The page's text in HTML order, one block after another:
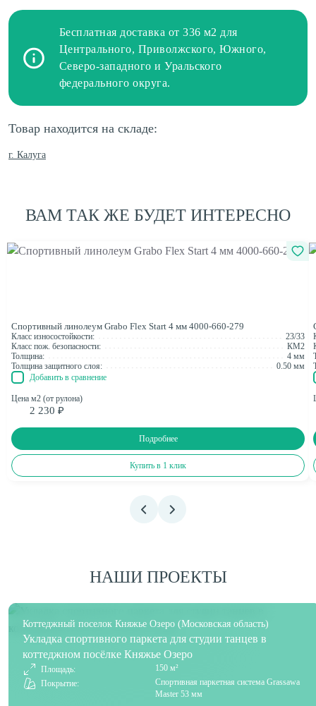
Бесплатная доставка от 336 м2 для
Центрального, Приволжского, Южного,
Северо-западного и Уральского
федерального округа.
Товар находится на складе:
г. Калуга
ВАМ ТАК ЖЕ БУДЕТ ИНТЕРЕСНО
Спортивный линолеум Grabo Flex Start 4 мм 4000-660-279
Класс износостойкости:
23/33
Класс пож. безопасности:
КМ2
Толщина:
4 мм
Толщина защитного слоя:
0.50 мм
Добавить в сравнение
Цена м2 (от рулона)
2 230 ₽
Подробнее
Купить в 1 клик
НАШИ ПРОЕКТЫ
Коттеджный поселок Княжье Озеро (Московская область)
Укладка спортивного паркета для студии танцев в
коттеджном посёлке Княжье Озеро
Площадь:
150 м²
Покрытие:
Спортивная паркетная система Grassawa
Master 53 мм